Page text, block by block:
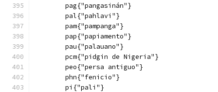
        pag{"pangasinán"}
        pal{"pahlavi"}
        pam{"pampanga"}
        pap{"papiamento"}
        pau{"palauano"}
        pcm{"pidgin de Nigeria"}
        peo{"persa antiguo"}
        phn{"fenicio"}
        pi{"pali"}